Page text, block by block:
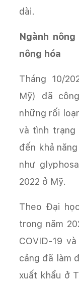
dài.
Ngành
nông hóa
Tháng 10/
Mỹ) đã
những rối
và tình trạng
đến khả
như
2022 ở Mỹ.
Theo Đại
trong năm
COVID-19
cảng đã làm
xuất khẩu ở